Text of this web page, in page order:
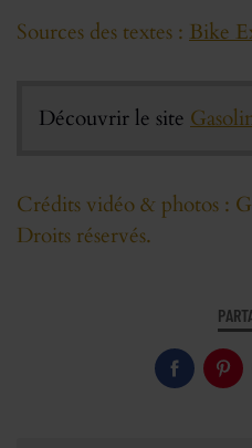
Sources des textes : Bike
Découvrir le site
Crédits vidéo & photos :
Droits réservés.